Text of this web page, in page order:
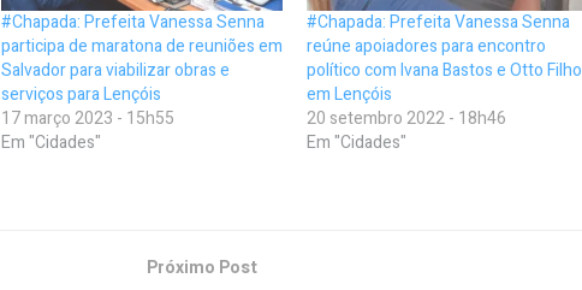
#Chapada: Prefeita Vanessa Senna
participa de maratona de reuniões em
Salvador para viabilizar obras e
serviços para Lençóis
17 março 2023 - 15h55
Em "Cidades"
#Chapada: Prefeita Vanessa Senna
reúne apoiadores para encontro
político com Ivana Bastos e Otto Filho
em Lençóis
20 setembro 2022 - 18h46
Em "Cidades"
Próximo Post